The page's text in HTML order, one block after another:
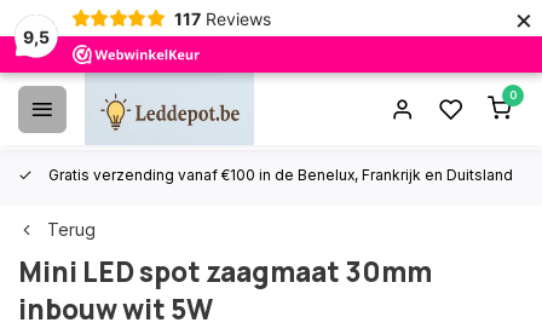
9,5
117 Reviews ×
0
Gratis verzending vanaf €100 in de Benelux, Frankrijk en Duitsland
Terug
Mini LED spot zaagmaat 30mm
inbouw wit 5W